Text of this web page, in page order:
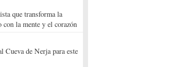
que transforma la
con la mente y el corazón
Cueva de Nerja para este